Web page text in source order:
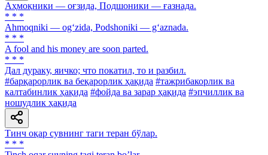
Аҳмоқники — оғзида, Подшоники — ғазнада.
* * *
Ahmoqniki — og‘zida, Podshoniki — g‘aznada.
* * *
A fool and his money are soon parted.
* * *
Дал дураку, яичко; что покатил, то и разбил.
#барқарорлик ва беқарорлик ҳақида #тажрибакорлик ва
калтабинлик ҳақида #фойда ва зарар ҳақида #эпчиллик ва
ношудлик ҳақида
Тинч оқар сувнинг таги теран бўлар.
* * *